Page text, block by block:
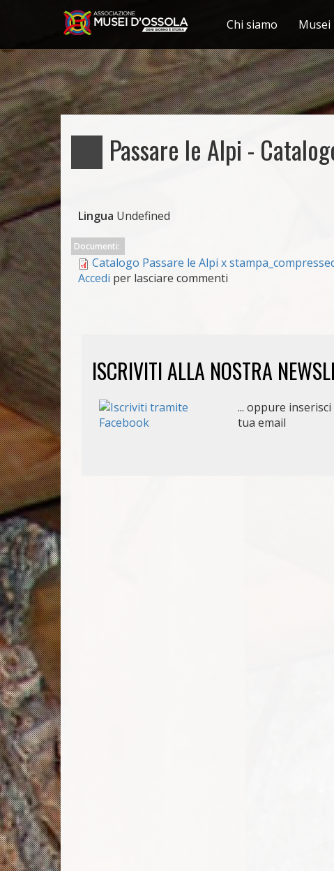
Salta
al
contenuto
principale
Chi siamo Musei
Passare le Alpi -
Lingua Undefined
Documenti:
Catalogo Passare le Alpi x
Accedi per lasciare commenti
ISCRIVITI ALLA NOSTRA
... oppure inserisci
tua email